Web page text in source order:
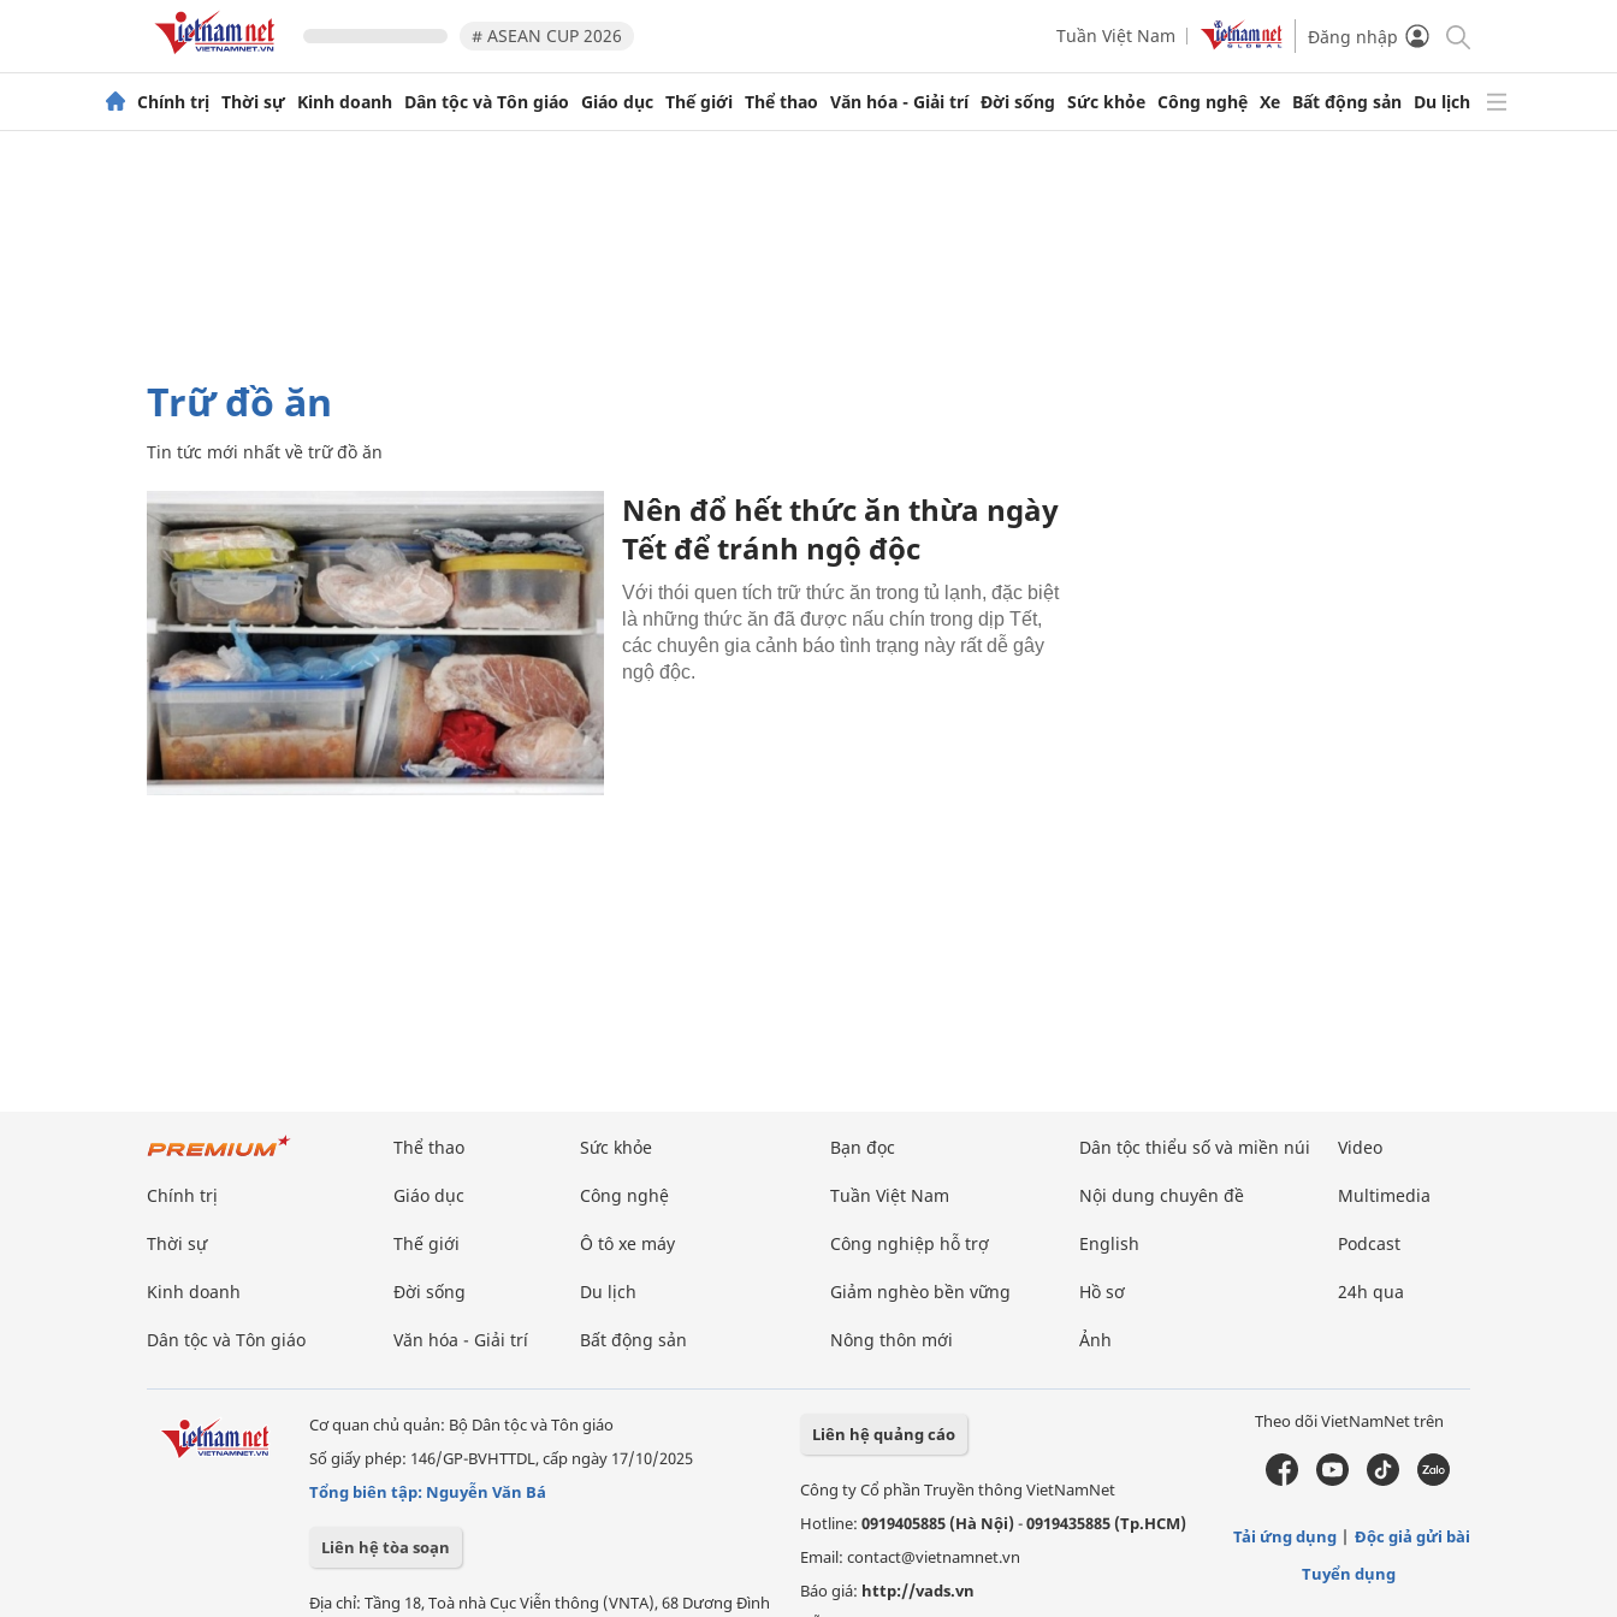
# ASEAN CUP 2026 Tuần Việt Nam Đăng nhập
Chính trị Thời sự Kinh doanh Dân tộc và Tôn giáo Giáo dục Thế giới Thể thao Văn hóa - Giải trí Đời sống Sức khỏe Công nghệ Xe Bất động sản Du lịch
trữ đồ ăn
Tin tức mới nhất về trữ đồ ăn
Nên đổ hết thức ăn thừa ngày
Tết để tránh ngộ độc
Với thói quen tích trữ thức ăn trong tủ lạnh, đặc biệt
là những thức ăn đã được nấu chín trong dịp Tết,
các chuyên gia cảnh báo tình trạng này rất dễ gây
ngộ độc.
Chính trị
Thời sự
Kinh doanh
Dân tộc và Tôn giáo
Thể thao
Giáo dục
Thế giới
Đời sống
Văn hóa - Giải trí
Sức khỏe
Công nghệ
Ô tô xe máy
Du lịch
Bất động sản
Bạn đọc
Tuần Việt Nam
Công nghiệp hỗ trợ
Giảm nghèo bền vững
Nông thôn mới
Dân tộc thiểu số và miền núi
Nội dung chuyên đề
English
Hồ sơ
Ảnh
Video
Multimedia
Podcast
24h qua
Cơ quan chủ quản: Bộ Dân tộc và Tôn giáo
Số giấy phép: 146/GP-BVHTTDL, cấp ngày 17/10/2025
Tổng biên tập: Nguyễn Văn Bá
Liên hệ tòa soạn
Địa chỉ: Tầng 18, Toà nhà Cục Viễn thông (VNTA), 68 Dương Đình
Liên hệ quảng cáo
Công ty Cổ phần Truyền thông VietNamNet
Hotline: 0919405885 (Hà Nội)-0919435885 (Tp.HCM)
Email: contact@vietnamnet.vn
Báo giá: http://vads.vn
Theo dõi VietNamNet trên
Tải ứng dụng
Độc giả gửi bài
Tuyển dụng